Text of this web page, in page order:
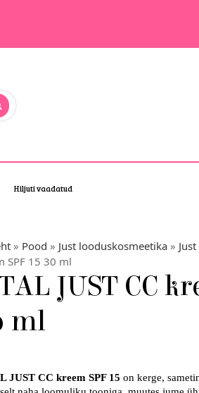
Hiljuti vaadatud
» Pood » Just looduskosmeetika »
SPF 15 30 ml
JUST CC
ml
JUST CC kreem SPF 15 on kerge,